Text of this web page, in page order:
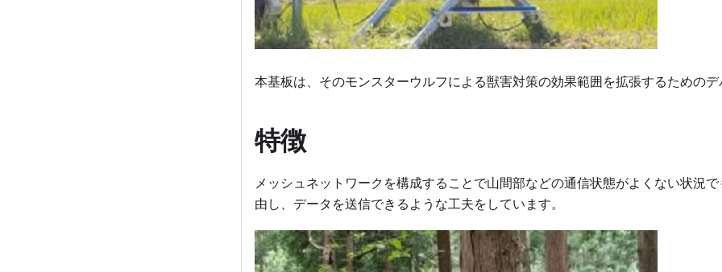
本基板は、そのモンスターウルフによる獣害対策の効果範囲を拡張するためのデ
特徴
メッシュネットワークを構成することで山間部などの通信状態がよくない状況
由し、データを送信できるような工夫をしています。